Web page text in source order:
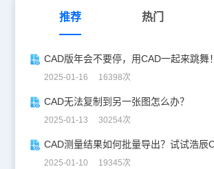
推荐 热门
CAD版年会不要停，用CAD一起来跳舞！
2025-01-16 16398次
CAD无法复制到另一张图怎么办？
2025-01-13 30254次
2025-01-10 19345次